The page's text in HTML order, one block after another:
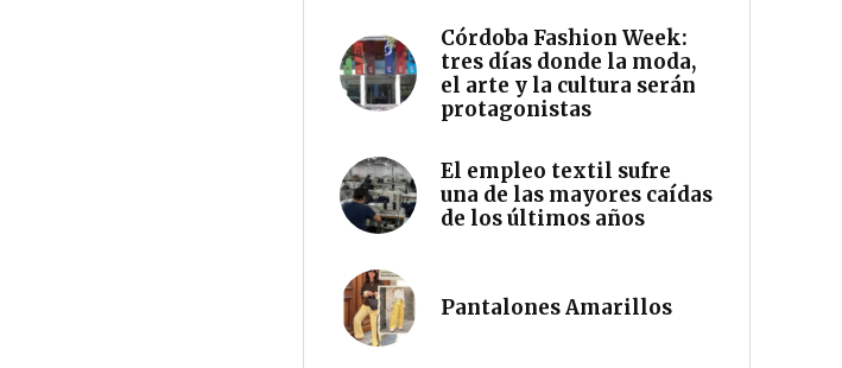
Córdoba Fashion Week:
tres días donde la moda,
el arte y la cultura serán
protagonistas
El empleo textil sufre
una de las mayores caídas
de los últimos años
Pantalones Amarillos